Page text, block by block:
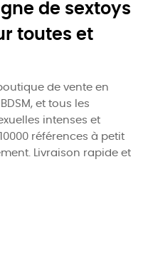
de sextoys
toutes et
de vente en
et tous les
intenses et
références à petit
Livraison rapide et